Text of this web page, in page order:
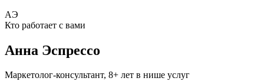
АЭ
Кто работает с вами
Анна Эспрессо
Маркетолог-консультант, 8+ лет в нише услуг